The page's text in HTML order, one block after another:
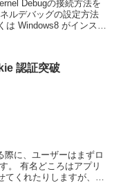
Debugの接続方法を
ルデバッグの設定方法
は Windows8 がインスト
認証突破
際に、ユーザーはまずロ
。 有名どころはアプリ
くれたりしますが、そ